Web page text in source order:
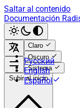
Saltar al contenido
Documentación
Claro
Oscuro
Sistema
Русский
English
Español
Subir al inicio